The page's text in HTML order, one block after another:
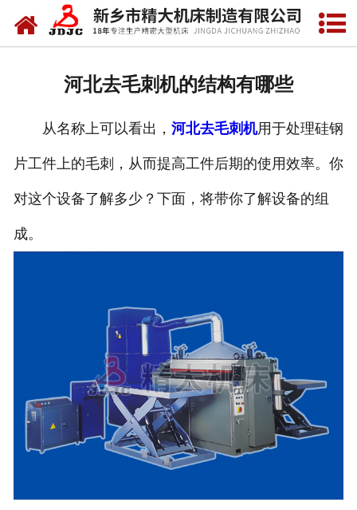
网站首页
河北去毛刺机的结构有哪些
从名称上可以看出， 河北去毛刺机用于处理硅钢
片工件上的毛刺，从而提高工件后期的使用效率。你
对这个设备了解多少？下面，将带你了解设备的组
成。